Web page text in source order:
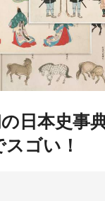
日本史事
ゴい！